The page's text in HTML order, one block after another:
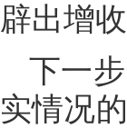
辟出增
下一
实情况